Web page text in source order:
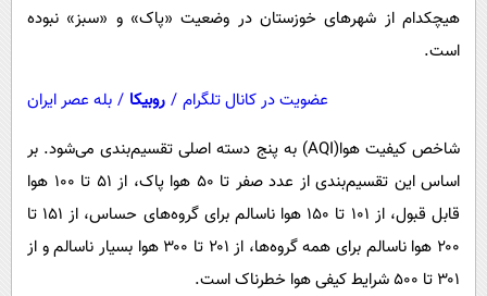
هیچکدام از شهرهای خوزستان در وضعیت «پاک» و «سبز» نبوده
است.
عضویت در کانال تلگرام / روبیکا / بله عصر ایران
شاخص کیفیت هوا(AQI) به پنج دسته اصلی تقسیم‌بندی می‌شود. بر
اساس این تقسیم‌بندی از عدد صفر تا ۵۰ هوا پاک، از ۵۱ تا ۱۰۰ هوا
قابل قبول، از ۱۰۱ تا ۱۵۰ هوا ناسالم برای گروه‌های حساس، از ۱۵۱ تا
۲۰۰ هوا ناسالم برای همه گروه‌ها، از ۲۰۱ تا ۳۰۰ هوا بسیار ناسالم و از
۳۰۱ تا ۵۰۰ شرایط کیفی هوا خطرناک است.